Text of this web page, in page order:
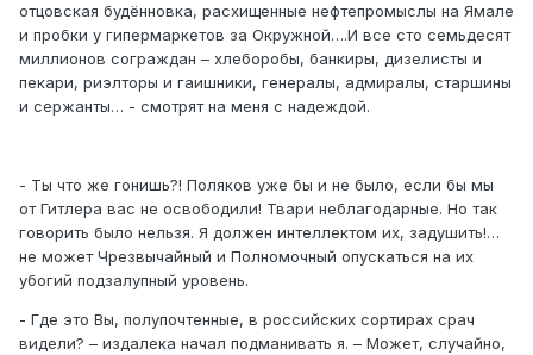
отцовская будённовка, расхищенные нефтепромыслы на Ямале
и пробки у гипермаркетов за Окружной….И все сто семьдесят
миллионов сограждан – хлеборобы, банкиры, дизелисты и
пекари, риэлторы и гаишники, генералы, адмиралы, старшины
и сержанты… - смотрят на меня с надеждой.
- Ты что же гонишь?! Поляков уже бы и не было, если бы мы
от Гитлера вас не освободили! Твари неблагодарные. Но так
говорить было нельзя. Я должен интеллектом их, задушить!…
не может Чрезвычайный и Полномочный опускаться на их
убогий подзалупный уровень.
- Где это Вы, полупочтенные, в российских сортирах срач
видели? – издалека начал подманивать я. – Может, случайно,